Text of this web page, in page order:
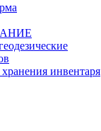
инвентаря